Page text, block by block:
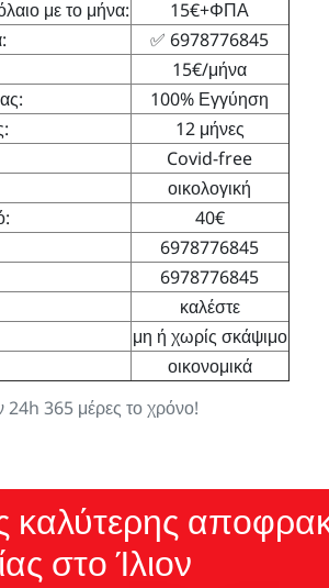
24h 365 μέρες το χρόνο!
με το μήνα:
15€+ΦΠΑ
✅ 6978776845
15€/μήνα
100% Εγγύηση
12 μήνες
Covid-free
οικολογική
40€
6978776845
6978776845
καλέστε
μη ή χωρίς σκάψιμο
οικονομικά
καλύτερης
στο Ίλιον